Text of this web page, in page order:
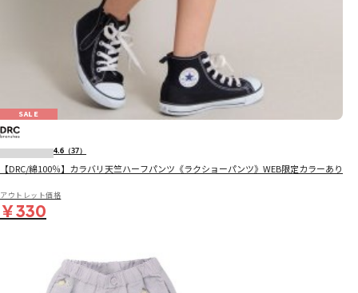
SALE
4.6 （37）
【DRC/綿100％】カラバリ天竺ハーフパンツ《ラクショーパンツ》WEB限定カラーあり
アウトレット価格
￥330